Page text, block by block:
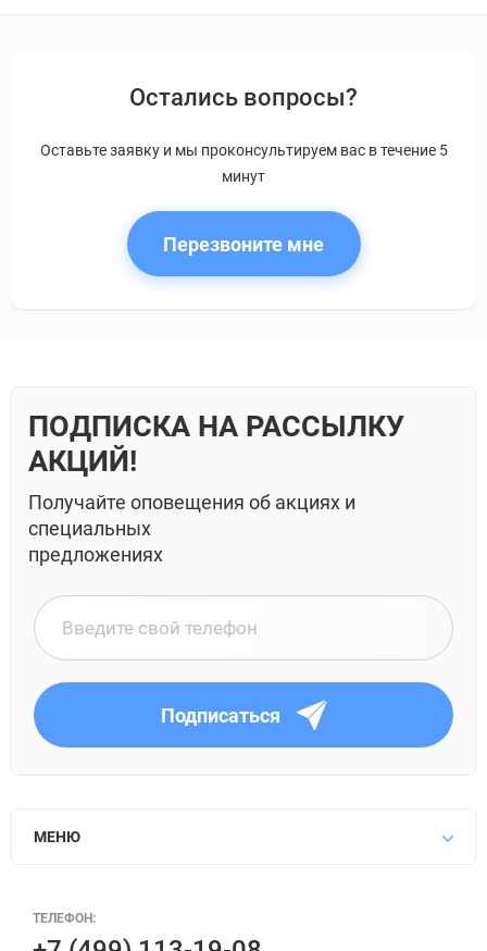
Остались вопросы?
Оставьте заявку и мы проконсультируем вас в течение 5
минут
Перезвоните мне
ПОДПИСКА НА РАССЫЛКУ
АКЦИЙ!
Получайте оповещения об акциях и
специальных
предложениях
Подписаться
МЕНЮ
ТЕЛЕФОН: